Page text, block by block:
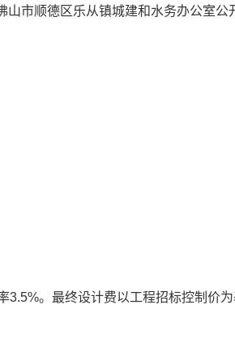
市顺德区乐从镇城建和水务办公室公
。最终设计费以工程招标控制价为